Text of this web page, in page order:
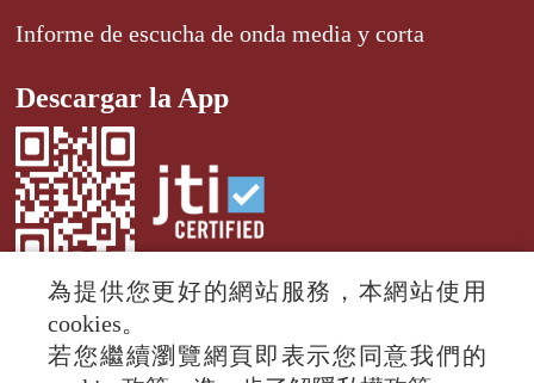
Informe de escucha de onda media y corta
Descargar la App
© 2024 RTI (Radio Taiwan International).
為提供您更好的網站服務，本網站使用
cookies。
若您繼續瀏覽網頁即表示您同意我們的